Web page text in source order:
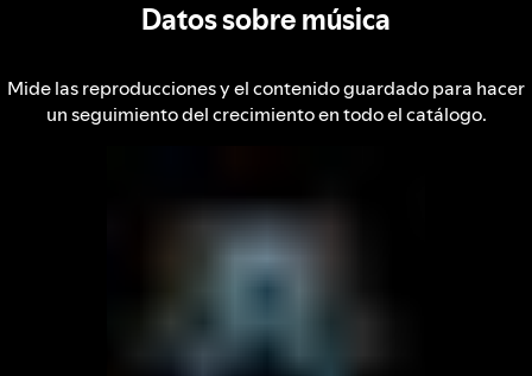
Datos sobre música
Mide las reproducciones y el contenido guardado para hacer
un seguimiento del crecimiento en todo el catálogo.